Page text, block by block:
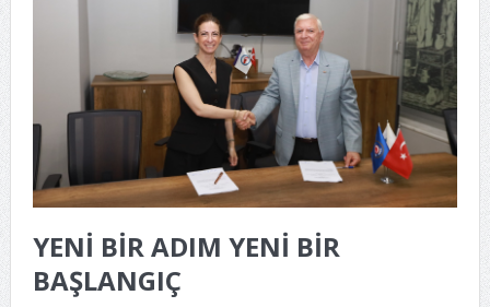
YENİ BİR ADIM YENİ BİR
BAŞLANGIÇ